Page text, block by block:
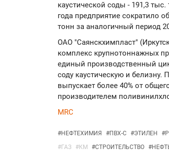
каустической соды - 191,3
года предприятие сократило
тонн за аналогичный период
ОАО "Саянскхимпласт"
комплекс крупнотоннажных
единый производственный
соду каустическую и
выпускает более 40% от
производителем
MRC
#НЕФТЕХИМИЯ #ПВХ-С #ЭТИЛЕН #
#ГАЗ #КМ #СТРОИТЕЛЬСТВО #